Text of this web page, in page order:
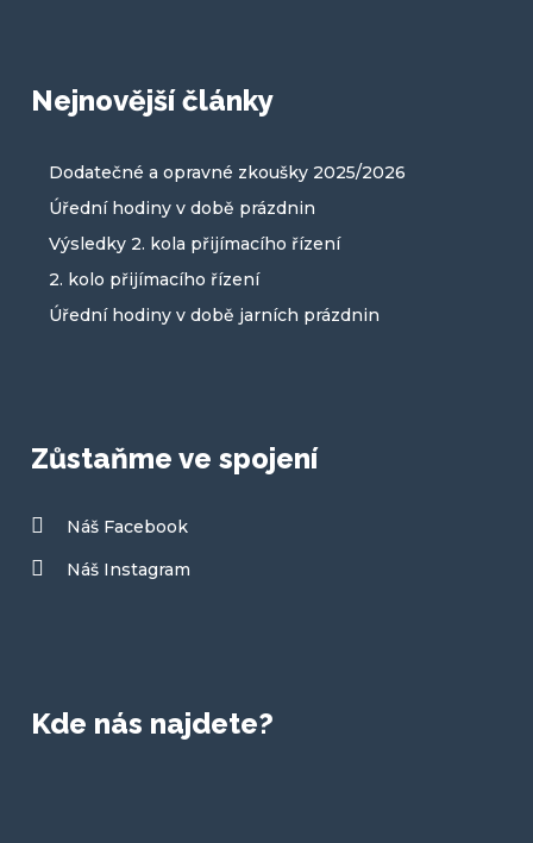
Nejnovější články
Dodatečné a opravné zkoušky 2025/2026
Úřední hodiny v době prázdnin
Výsledky 2. kola přijímacího řízení
2. kolo přijímacího řízení
Úřední hodiny v době jarních prázdnin
Zůstaňme ve spojení
Náš Facebook
Náš Instagram
Kde nás najdete?